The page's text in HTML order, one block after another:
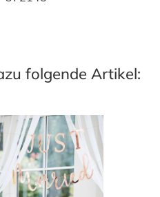
folgende Artikel: